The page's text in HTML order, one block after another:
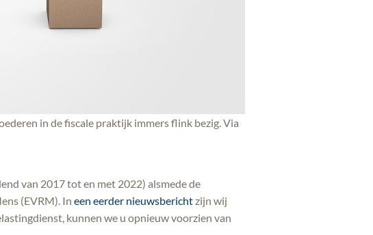
in de fiscale praktijk immers flink bezig. Via
van 2017 tot en met 2022) alsmede de
(EVRM). In een eerder nieuwsberichtzijn wij
kunnen we u opnieuw voorzien van